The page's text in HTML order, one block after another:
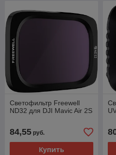
Светофильтр Freewell
ND32 для DJI Mavic Air 2S
84,55 руб.
Купить